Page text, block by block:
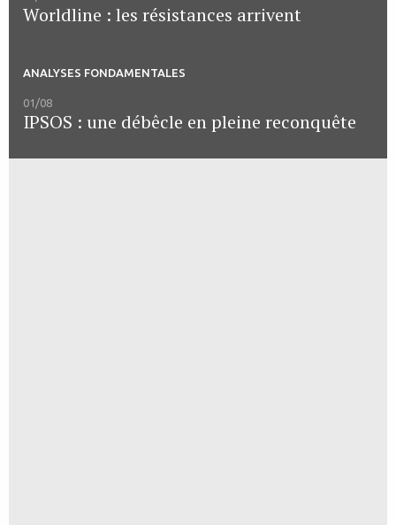
Worldline : les résistances arrivent
ANALYSES FONDAMENTALES
01/08
IPSOS : une débêcle en pleine reconquête